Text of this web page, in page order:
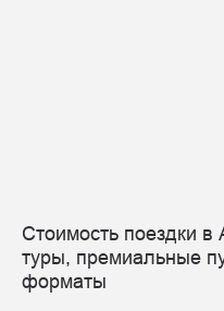
Стоимость поездки в
туры, премиальные
форматы